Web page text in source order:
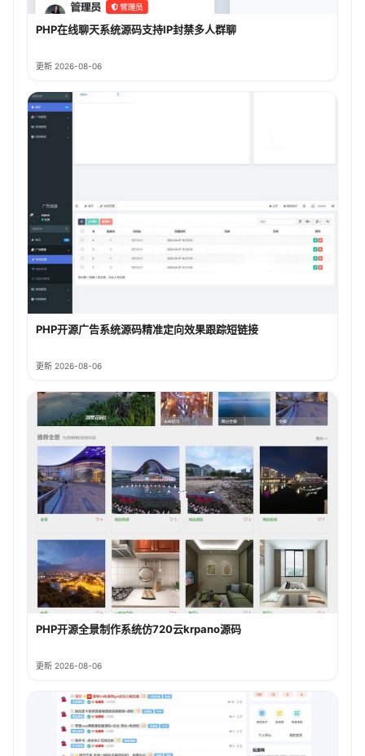
PHP在线聊天系统源码支持IP封禁多人群聊
更新 2026-08-06
PHP开源广告系统源码精准定向效果跟踪短链接
更新 2026-08-06
PHP开源全景制作系统仿720云krpano源码
更新 2026-08-06